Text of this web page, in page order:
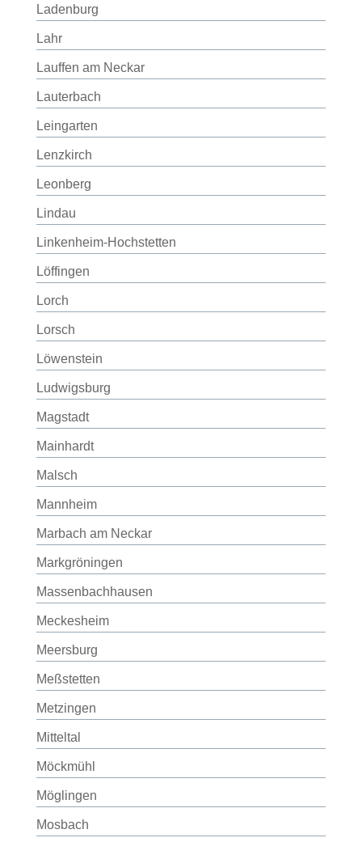
Ladenburg
Lahr
Lauffen am Neckar
Lauterbach
Leingarten
Lenzkirch
Leonberg
Lindau
Linkenheim-Hochstetten
Löffingen
Lorch
Lorsch
Löwenstein
Ludwigsburg
Magstadt
Mainhardt
Malsch
Mannheim
Marbach am Neckar
Markgröningen
Massenbachhausen
Meckesheim
Meersburg
Meßstetten
Metzingen
Mitteltal
Möckmühl
Möglingen
Mosbach